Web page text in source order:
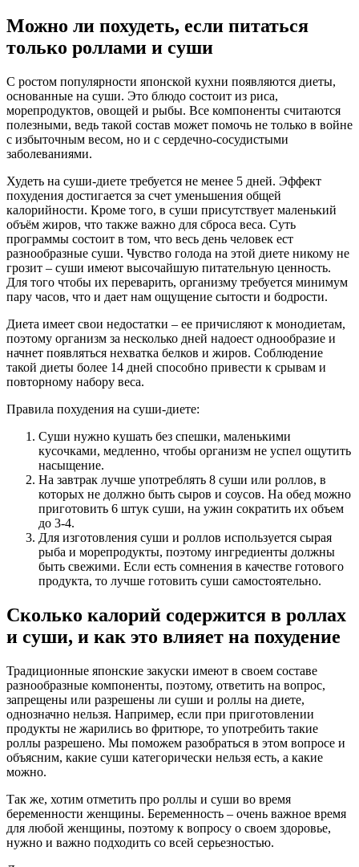
Можно ли похудеть, если питаться
только роллами и суши
С ростом популярности японской кухни появляются диеты,
основанные на суши. Это блюдо состоит из риса,
морепродуктов, овощей и рыбы. Все компоненты считаются
полезными, ведь такой состав может помочь не только в войне
с избыточным весом, но и с сердечно-сосудистыми
заболеваниями.
Худеть на суши-диете требуется не менее 5 дней. Эффект
похудения достигается за счет уменьшения общей
калорийности. Кроме того, в суши присутствует маленький
объём жиров, что также важно для сброса веса. Суть
программы состоит в том, что весь день человек ест
разнообразные суши. Чувство голода на этой диете никому не
грозит – суши имеют высочайшую питательную ценность.
Для того чтобы их переварить, организму требуется минимум
пару часов, что и дает нам ощущение сытости и бодрости.
Диета имеет свои недостатки – ее причисляют к монодиетам,
поэтому организм за несколько дней надоест однообразие и
начнет появляться нехватка белков и жиров. Соблюдение
такой диеты более 14 дней способно привести к срывам и
повторному набору веса.
Правила похудения на суши-диете:
Суши нужно кушать без спешки, маленькими
кусочками, медленно, чтобы организм не успел ощутить
насыщение.
На завтрак лучше употреблять 8 суши или роллов, в
которых не должно быть сыров и соусов. На обед можно
приготовить 6 штук суши, на ужин сократить их объем
до 3-4.
Для изготовления суши и роллов используется сырая
рыба и морепродукты, поэтому ингредиенты должны
быть свежими. Если есть сомнения в качестве готового
продукта, то лучше готовить суши самостоятельно.
Сколько калорий содержится в роллах
и суши, и как это влияет на похудение
Традиционные японские закуски имеют в своем составе
разнообразные компоненты, поэтому, ответить на вопрос,
запрещены или разрешены ли суши и роллы на диете,
однозначно нельзя. Например, если при приготовлении
продукты не жарились во фритюре, то употребить такие
роллы разрешено. Мы поможем разобраться в этом вопросе и
объясним, какие суши категорически нельзя есть, а какие
можно.
Так же, хотим отметить про роллы и суши во время
беременности женщины. Беременность – очень важное время
для любой женщины, поэтому к вопросу о своем здоровье,
нужно и важно подходить со всей серьезностью.